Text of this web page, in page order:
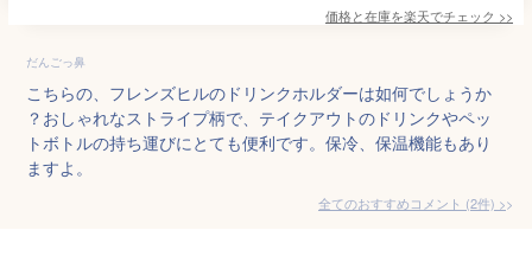
価格と在庫を楽天でチェック >>
だんごっ鼻
こちらの、フレンズヒルのドリンクホルダーは如何でしょうか
？おしゃれなストライプ柄で、テイクアウトのドリンクやペッ
トボトルの持ち運びにとても便利です。保冷、保温機能もあり
ますよ。
全てのおすすめコメント (2件) >